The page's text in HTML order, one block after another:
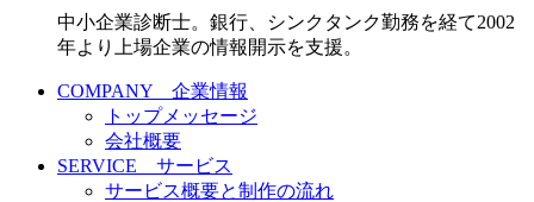
中小企業診断士。銀行、シンクタンク勤務を経て2002
年より上場企業の情報開示を支援。
COMPANY 企業情報
トップメッセージ
会社概要
SERVICE サービス
サービス概要と制作の流れ